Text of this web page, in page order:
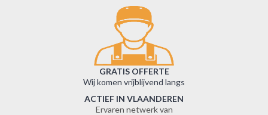
GRATIS OFFERTE
Wij komen vrijblijvend langs
ACTIEF IN VLAANDEREN
Ervaren netwerk van